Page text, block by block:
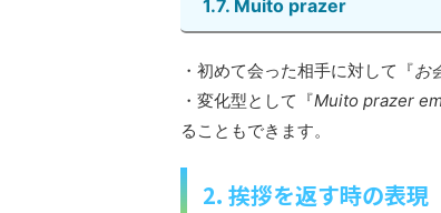
1.7. Muito prazer
・初めて会った相手に対して『お
・変化型として『Muito prazer
ることもできます。
2. 挨拶を返す時の表現